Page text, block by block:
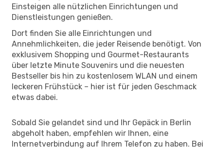
Einsteigen alle nützlichen Einrichtungen und
Dienstleistungen genießen.
Dort finden Sie alle Einrichtungen und
Annehmlichkeiten, die jeder Reisende benötigt. Von
exklusivem Shopping und Gourmet-Restaurants
über letzte Minute Souvenirs und die neuesten
Bestseller bis hin zu kostenlosem WLAN und einem
leckeren Frühstück – hier ist für jeden Geschmack
etwas dabei.
Sobald Sie gelandet sind und Ihr Gepäck in Berlin
abgeholt haben, empfehlen wir Ihnen, eine
Internetverbindung auf Ihrem Telefon zu haben. Bei